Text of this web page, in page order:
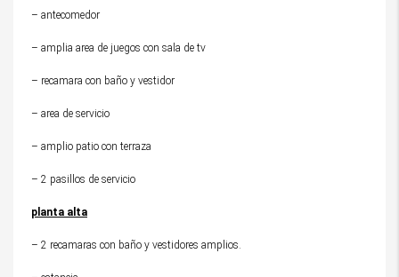
– antecomedor
– amplia area de juegos con sala de tv
– recamara con baño y vestidor
– area de servicio
– amplio patio con terraza
– 2 pasillos de servicio
planta alta
– 2 recamaras con baño y vestidores amplios.